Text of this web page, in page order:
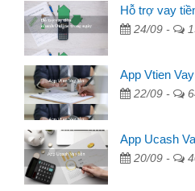
Hỗ trợ vay
24/09 -
App Vtien
22/09 -
App Ucash
20/09 -